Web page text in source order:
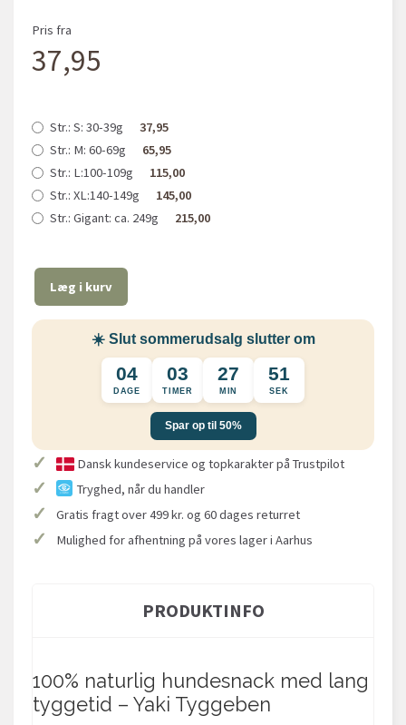
Pris fra
37,95
Str.: S: 30-39g
37,95
Str.: M: 60-69g
65,95
Str.: L:100-109g
115,00
Str.: XL:140-149g
145,00
Str.: Gigant: ca. 249g 215,00
Læg i kurv
☀️ Slut sommerudsalg slutter om
04
DAGE
03
TIMER
27
MIN
51
SEK
Spar op til 50%
✓ Dansk kundeservice og topkarakter på Trustpilot
✓ Tryghed, når du handler
✓ Gratis fragt over 499 kr. og 60 dages returret
✓ Mulighed for afhentning på vores lager i Aarhus
PRODUKTINFO
100% naturlig hundesnack med lang
tyggetid – Yaki Tyggeben